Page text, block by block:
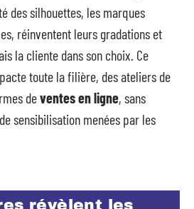
des silhouettes, les marques
réinventent leurs gradations et
la cliente dans son choix. Ce
toute la filière, des ateliers de
deventes en ligne, sans
sensibilisation menées par les
révèlent les